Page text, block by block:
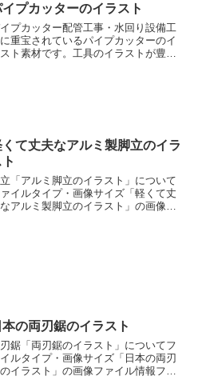
プカッターのイラスト
プカッター配管工事・水回り設備工
重宝されているパイプカッターのイ
ト素材です。工具のイラストが豊富
くて丈夫なアルミ製脚立のイラ
「アルミ脚立のイラスト」について
イルタイプ・画像サイズ「軽くて丈
アルミ製脚立のイラスト」の画像フ
本の両刃鋸のイラスト
鋸「両刃鋸のイラスト」についてフ
イルタイプ・画像サイズ「日本の両刃
イラスト」の画像ファイル情報ファ